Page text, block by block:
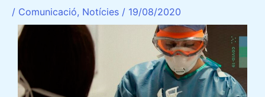
/ Comunicació, Notícies / 19/08/2020